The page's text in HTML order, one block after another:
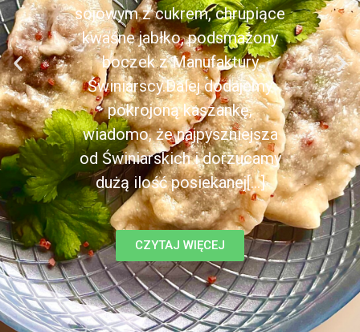
sojowym z cukrem, chrupiące
kwaśne jabłko, podsmażony
boczek z Manufaktury
Świniarscy.Dalej dodajemy
pokrojoną kaszankę,
wiadomo, że najpyszniejsza
od Świniarskich i dorzucamy
dużą ilość posiekanej[...]
CZYTAJ WIĘCEJ